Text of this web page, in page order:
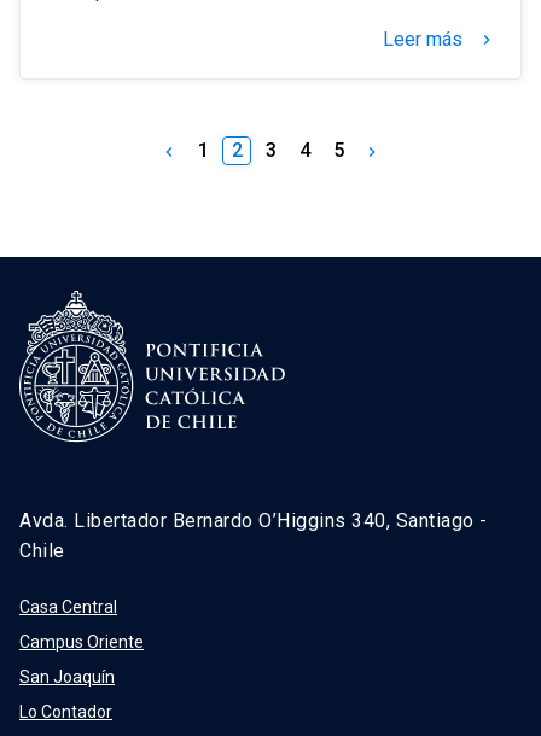
Leer más keyboard_arrow_right
keyboard_arrow_left 1 2 3 4 5 keyboard_arrow_right
Avda. Libertador Bernardo O’Higgins 340, Santiago -
Chile
Casa Central
Campus Oriente
San Joaquín
Lo Contador